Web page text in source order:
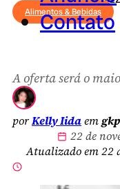
Contato
Alimentos & Bebidas
A oferta será o
porKelly Iidaem
22 de
Atualizado em 22